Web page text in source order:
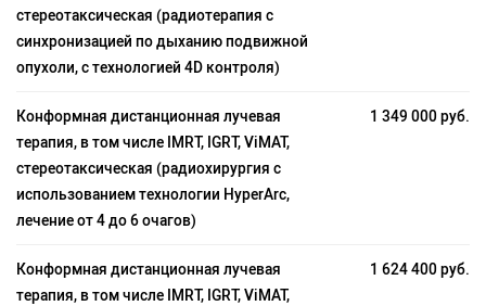
стереотаксическая (радиотерапия с
синхронизацией по дыханию подвижной
опухоли, с технологией 4D контроля)
Конформная дистанционная лучевая
терапия, в том числе IMRT, IGRT, ViMAT,
стереотаксическая (радиохирургия с
использованием технологии HyperArc,
лечение от 4 до 6 очагов)
1 349 000 руб.
Конформная дистанционная лучевая
терапия, в том числе IMRT, IGRT, ViMAT,
1 624 400 руб.